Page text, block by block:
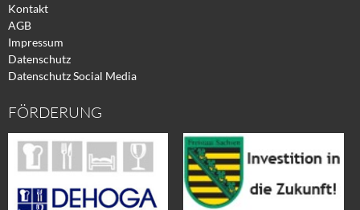
Kontakt
AGB
Impressum
Datenschutz
Datenschutz Social Media
FÖRDERUNG